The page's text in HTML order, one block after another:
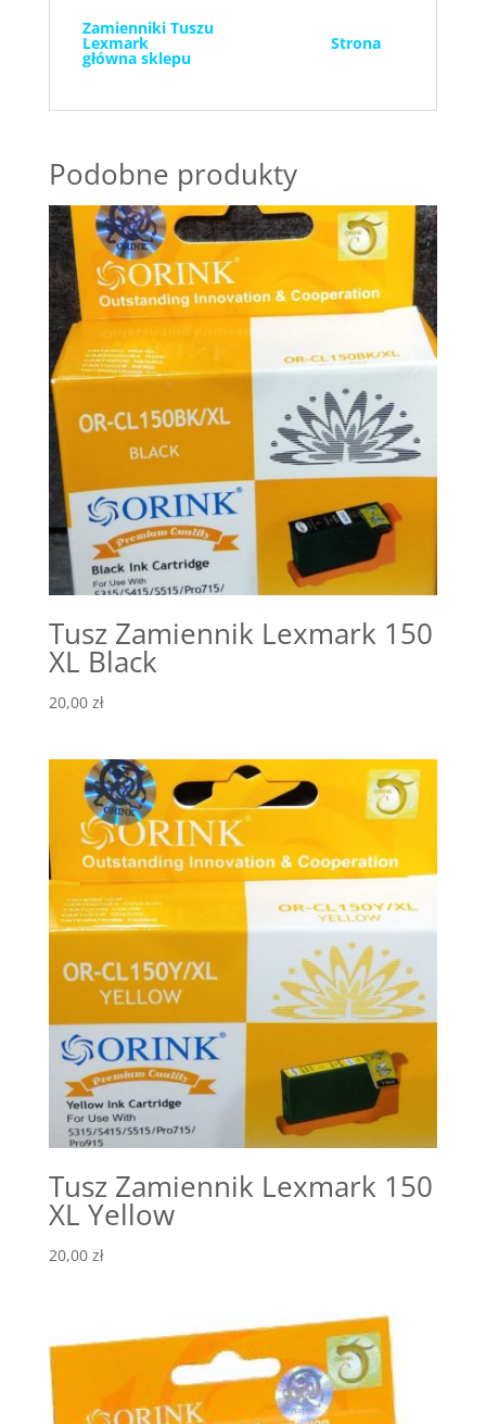
Zamienniki Tuszu
Lexmark Strona
główna sklepu
Podobne produkty
Tusz Zamiennik Lexmark 150
XL Black
20,00 zł
Tusz Zamiennik Lexmark 150
XL Yellow
20,00 zł